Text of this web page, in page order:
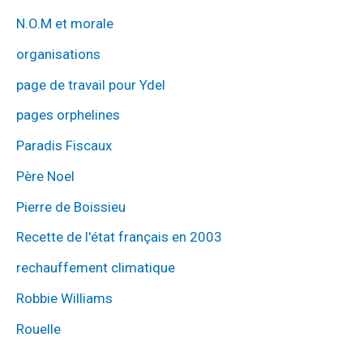
N.O.M et morale
organisations
page de travail pour Ydel
pages orphelines
Paradis Fiscaux
Père Noel
Pierre de Boissieu
Recette de l'état français en 2003
rechauffement climatique
Robbie Williams
Rouelle